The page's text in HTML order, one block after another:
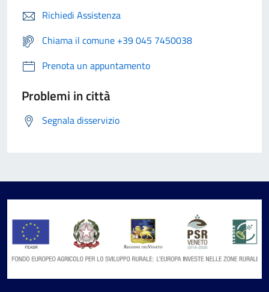
Richiedi Assistenza
Chiama il comune +39 045 7450038
Prenota un appuntamento
Problemi in città
Segnala disservizio